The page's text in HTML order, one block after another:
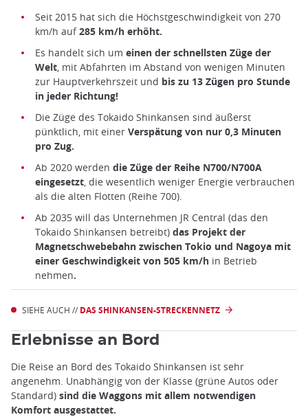
Seit 2015 hat sich die Höchstgeschwindigkeit von 270
km/h auf285 km/h erhöht.
Es handelt sich um einen der schnellsten Züge der
Welt , mit Abfahrten im Abstand von wenigen Minuten
zur Hauptverkehrszeit und bis zu 13 Zügen pro Stunde
in jeder Richtung!
Die Züge des Tokaido Shinkansen sind äußerst
pünktlich, mit einer Verspätung von nur 0,3 Minuten
pro Zug.
Ab 2020 werden die Züge der Reihe N700/N700A
eingesetzt , die wesentlich weniger Energie verbrauchen
als die alten Flotten (Reihe 700).
Ab 2035 will das Unternehmen JR Central (das den
Tokaido Shinkansen betreibt) das Projekt der
Magnetschwebebahn zwischen Tokio und Nagoya mit
einer Geschwindigkeit von 505 km/h in Betrieb
nehmen.
SIEHE AUCH // DAS SHINKANSEN-STRECKENNETZ
Erlebnisse an Bord
Die Reise an Bord des Tokaido Shinkansen ist sehr
angenehm. Unabhängig von der Klasse (grüne Autos oder
Standard) sind die Waggons mit allem notwendigen
Komfort ausgestattet.